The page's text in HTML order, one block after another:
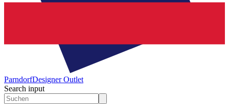
ParndorfDesigner Outlet
Search input